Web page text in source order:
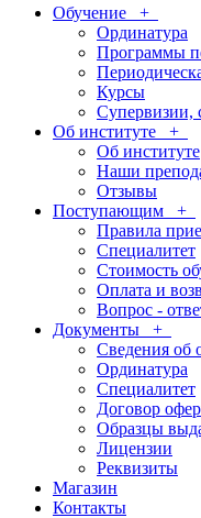
Обучение
+
Ординатура
Программы
Курсы
Супервизии,
Об институте
+
Об институте
Наши
Отзывы
Поступающим
+
Правила
Специалитет
Стоимость
Оплата и
Вопрос -
Документы
+
Сведения об
Ординатура
Специалитет
Договор
Образцы
Лицензии
Реквизиты
Магазин
Контакты